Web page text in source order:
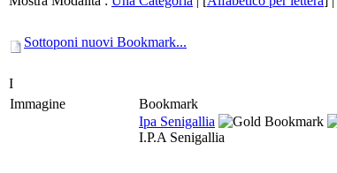
Sottoponi nuovi Bookmark...
I
Immagine
Bookmark
Ipa Senigallia
I.P.A Senigallia